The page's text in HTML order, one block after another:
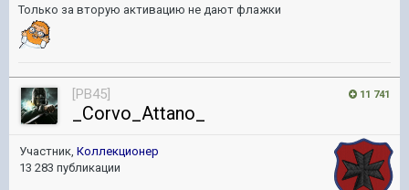
Только за вторую активацию не дают флажки
11 741
[PB45]
_Corvo_Attano_
Участник, Коллекционер
13 283 публикации